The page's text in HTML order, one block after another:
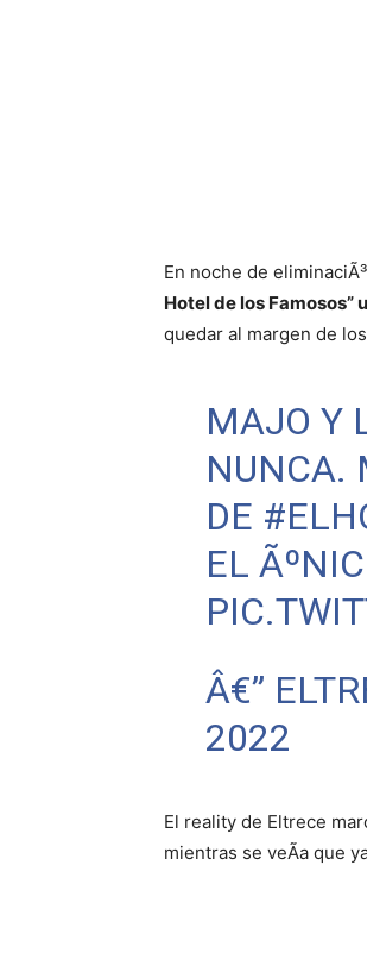
En noche de
Hotel de los Famosos”
quedar al margen de
MAJO Y
NUNCA.
DE
EL
Â€”
2022
El reality de Eltrece
mientras se veÃ­a que